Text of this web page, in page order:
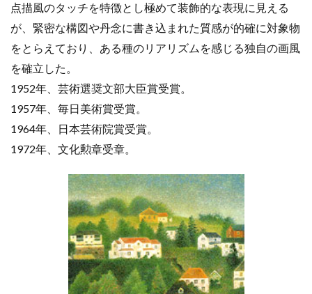
点描風のタッチを特徴とし極めて装飾的な表現に見える
が、緊密な構図や丹念に書き込まれた質感が的確に対象物
をとらえており、ある種のリアリズムを感じる独自の画風
を確立した。
1952年、芸術選奨文部大臣賞受賞。
1957年、毎日美術賞受賞。
1964年、日本芸術院賞受賞。
1972年、文化勲章受章。